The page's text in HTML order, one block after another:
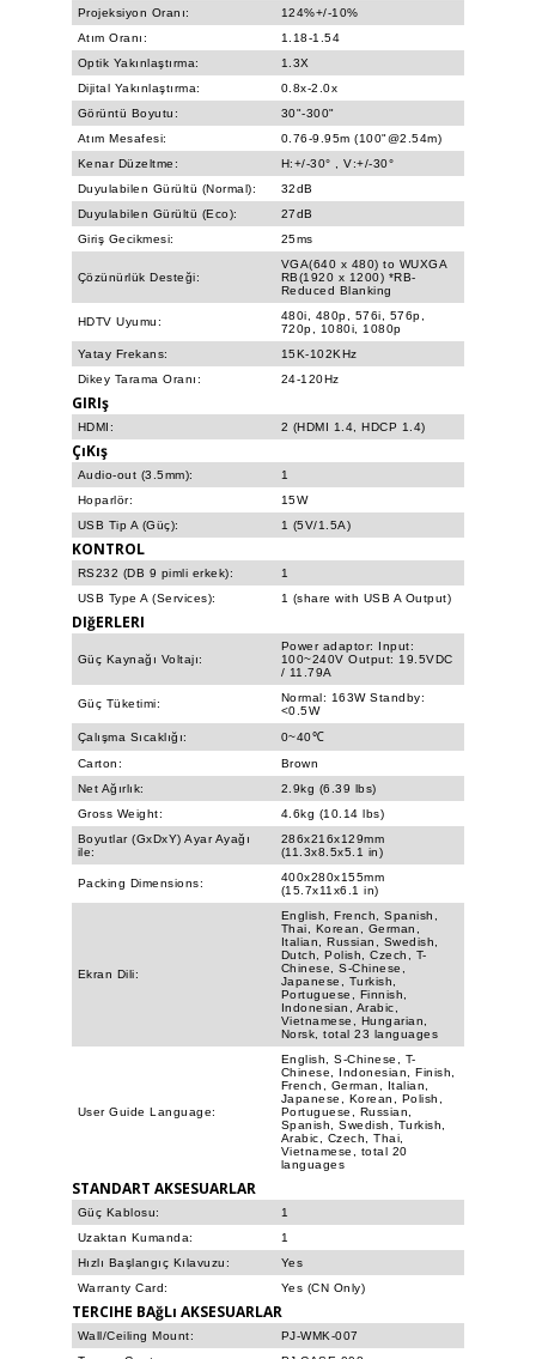
Projeksiyon Oranı:
124%+/-10%
Atım Oranı:
1.18-1.54
Optik Yakınlaştırma:
1.3X
Dijital Yakınlaştırma:
0.8x-2.0x
Görüntü Boyutu:
30"-300"
Atım Mesafesi:
0.76-9.95m (100"@2.54m)
Kenar Düzeltme:
H:+/-30° , V:+/-30°
Duyulabilen Gürültü (Normal):
32dB
Duyulabilen Gürültü (Eco):
27dB
Giriş Gecikmesi:
25ms
Çözünürlük Desteği:
VGA(640 x 480) to WUXGA
RB(1920 x 1200) *RB-
Reduced Blanking
HDTV Uyumu:
480i, 480p, 576i, 576p,
720p, 1080i, 1080p
Yatay Frekans:
15K-102KHz
Dikey Tarama Oranı:
24-120Hz
GIRIş
HDMI: 2 (HDMI 1.4, HDCP 1.4)
ÇıKış
Audio-out (3.5mm):
1
Hoparlör:
15W
USB Tip A (Güç):
1 (5V/1.5A)
KONTROL
RS232 (DB 9 pimli erkek):
1
USB Type A (Services):
1 (share with USB A Output)
DIğERLERI
Güç Kaynağı Voltajı:
Power adaptor: Input:
100~240V Output: 19.5VDC
/ 11.79A
Güç Tüketimi:
Normal: 163W Standby:
<0.5W
Çalışma Sıcaklığı:
0~40℃
Carton:
Brown
Net Ağırlık:
2.9kg (6.39 lbs)
Gross Weight:
4.6kg (10.14 lbs)
Boyutlar (GxDxY) Ayar Ayağı
ile:
286x216x129mm
(11.3x8.5x5.1 in)
Packing Dimensions:
400x280x155mm
(15.7x11x6.1 in)
Ekran Dili:
English, French, Spanish,
Thai, Korean, German,
Italian, Russian, Swedish,
Dutch, Polish, Czech, T-
Chinese, S-Chinese,
Japanese, Turkish,
Portuguese, Finnish,
Indonesian, Arabic,
Vietnamese, Hungarian,
Norsk, total 23 languages
User Guide Language:
English, S-Chinese, T-
Chinese, Indonesian, Finish,
French, German, Italian,
Japanese, Korean, Polish,
Portuguese, Russian,
Spanish, Swedish, Turkish,
Arabic, Czech, Thai,
Vietnamese, total 20
languages
STANDART AKSESUARLAR
Güç Kablosu:
1
Uzaktan Kumanda:
1
Hızlı Başlangıç Kılavuzu:
Yes
Warranty Card:
Yes (CN Only)
TERCIHE BAğLı AKSESUARLAR
Wall/Ceiling Mount:
PJ-WMK-007